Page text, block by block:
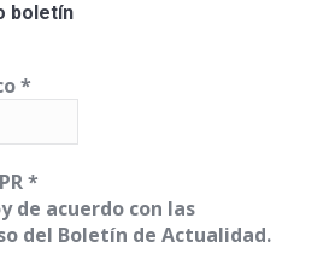
boletín
*
*
de acuerdo con las
del Boletín de Actualidad.